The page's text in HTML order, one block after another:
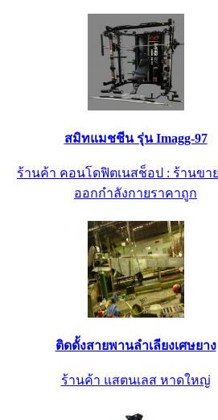
สมิทแมชชีน รุ่น Imagg-97
ร้านค้า คอนโดฟิตเนสช็อป : ร้านขา
ออกกำลังกายราคาถูก
ติดดั้งสายพานลำเลียงเศษยาง
ร้านค้า แสตนเลส หาดใหญ่